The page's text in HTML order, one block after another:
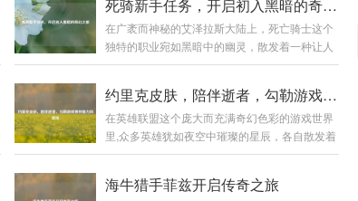
死骑新手任务，开启初入黑暗的奇幻之旅
在广袤而神秘的艾泽拉斯大陆上，死亡骑士这个
独特的职业宛如黑暗中的幽灵，散发着一种让人
既敬畏又好奇的气息，对于每一个初入这个职业
开启了一段充满挑战与惊喜的奇幻之旅。 当你创
建一个死亡骑士角色，从冰封王座的阴影中苏醒
的那一刻起，新手任务便正式拉开了帷幕，首先
映入眼帘的是那阴森恐怖的场景，周围弥漫着冰
诉说着曾经的惨烈战斗，这种压抑而独特的氛围,
约里克皮肤，陪伴逝者，勾勒游戏独特魅力风景线
在英雄联盟这个庞大而充满奇幻色彩的游戏世界
里,众多英雄犹如夜空中璀璨的星辰，各自散发着
独特的光芒，而约里克，这位守墓人英雄，以其
那些精美皮肤更是在游戏中为玩家带来了别样的
海牛猎手菲兹开启传奇之旅